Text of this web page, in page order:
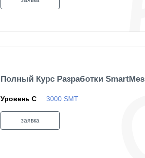
Полный Курс Разработки SmartMes
Уровень C 3000 SMT
заявка